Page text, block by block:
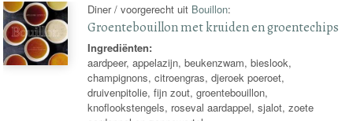
Diner / voorgerecht uit Bouillon:
Groentebouillon met kruiden en groentechips
Ingrediënten:
aardpeer, appelazijn, beukenzwam, bieslook,
champignons, citroengras, djeroek poeroet,
druivenpitolie, fijn zout, groentebouillon,
knoflookstengels, roseval aardappel, sjalot, zoete